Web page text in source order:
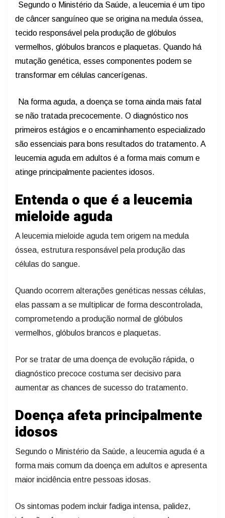
Segundo o Ministério da Saúde, a leucemia é um tipo
de câncer sanguíneo que se origina na medula óssea,
tecido responsável pela produção de glóbulos
vermelhos, glóbulos brancos e plaquetas. Quando há
mutação genética, esses componentes podem se
transformar em células cancerígenas.
Na forma aguda, a doença se torna ainda mais fatal
se não tratada precocemente. O diagnóstico nos
primeiros estágios e o encaminhamento especializado
são essenciais para bons resultados do tratamento. A
leucemia aguda em adultos é a forma mais comum e
atinge principalmente pacientes idosos.
Entenda o que é a leucemia
mieloide aguda
A leucemia mieloide aguda tem origem na medula
óssea, estrutura responsável pela produção das
células do sangue.
Quando ocorrem alterações genéticas nessas células,
elas passam a se multiplicar de forma descontrolada,
comprometendo a produção normal de glóbulos
vermelhos, glóbulos brancos e plaquetas.
Por se tratar de uma doença de evolução rápida, o
diagnóstico precoce costuma ser decisivo para
aumentar as chances de sucesso do tratamento.
Doença afeta principalmente
idosos
Segundo o Ministério da Saúde, a leucemia aguda é a
forma mais comum da doença em adultos e apresenta
maior incidência entre pessoas idosas.
Os sintomas podem incluir fadiga intensa, palidez,